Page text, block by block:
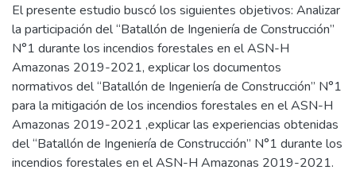
El presente estudio buscó los siguientes objetivos: Analizar
la participación del “Batallón de Ingeniería de Construcción”
N°1 durante los incendios forestales en el ASN-H
Amazonas 2019-2021, explicar los documentos
normativos del “Batallón de Ingeniería de Construcción” N°1
para la mitigación de los incendios forestales en el ASN-H
Amazonas 2019-2021 ,explicar las experiencias obtenidas
del “Batallón de Ingeniería de Construcción” N°1 durante los
incendios forestales en el ASN-H Amazonas 2019-2021.